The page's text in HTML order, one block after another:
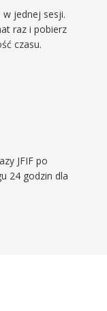
w jednej sesji.
raz i pobierz
czasu.
JFIF po
24 godzin dla